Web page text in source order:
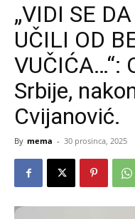
„VIDI SE
UČILI OD
VUČIĆA…“:
Srbije,
Cvijanović.
By mema - 30 prosinca, 2025